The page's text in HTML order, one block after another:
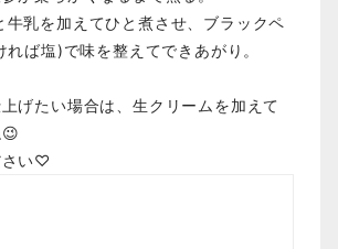
乳を加えてひと煮させ、ブラックペ
れば塩)で味を整えてできあがり。
げたい場合は、生クリームを加えて
さい♡